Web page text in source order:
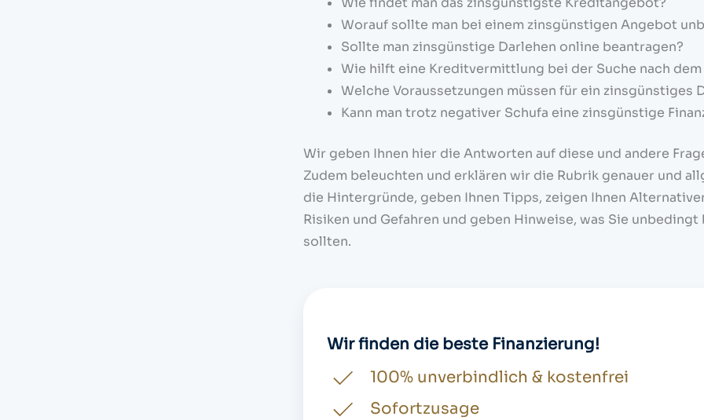
Worauf sollte man bei einem zinsgünstigen Angebot
Sollte man zinsgünstige Darlehen online beantragen?
Wie hilft eine Kreditvermittlung bei der Suche nach
Welche Voraussetzungen müssen für ein zinsgünstiges
Kann man trotz negativer Schufa eine zinsgünstige
Wir geben Ihnen hier die Antworten auf diese und andere
Zudem beleuchten und erklären wir die Rubrik genauer und
die Hintergründe, geben Ihnen Tipps, zeigen Ihnen
Risiken und Gefahren und geben Hinweise, was Sie
sollten.
Wir finden die beste Finanzierung!
100% unverbindlich & kostenfrei
Sofortzusage